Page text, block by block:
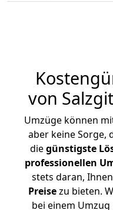
von
Umzüge können
aber keine Sorge,
diegünstigste
professionellen
stets daran, Ihnen
Preisezu bieten.
bei einem